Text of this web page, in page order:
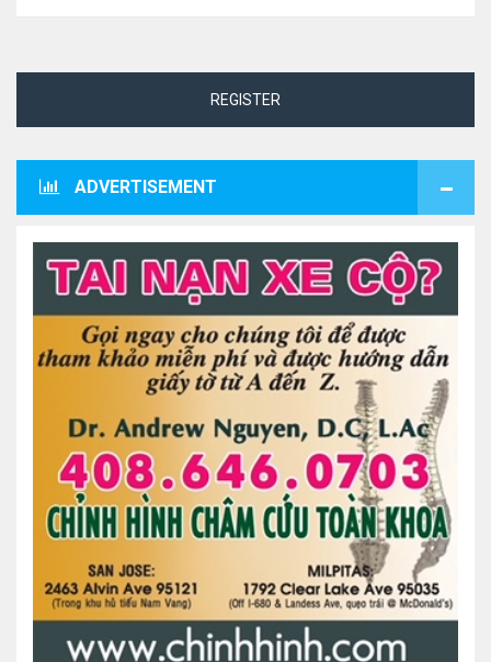
REGISTER
ADVERTISEMENT